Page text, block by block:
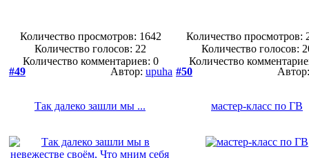
Количество просмотров: 1642
Количество голосов: 22
Количество комментариев: 0
Количество просмотров:
Количество голосов:
Количество
#49
Автор: upuha
Так далеко зашли мы ...
#50
мастер-класс по ГВ